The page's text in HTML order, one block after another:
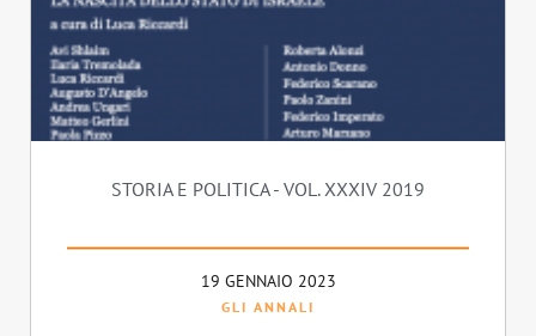
STORIA E POLITICA - VOL. XXXIV 2019
19 GENNAIO 2023
GLI ANNALI